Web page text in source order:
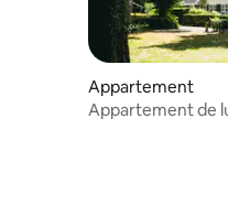
Appartement
Appartement de